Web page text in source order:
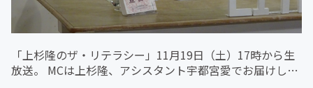
「上杉隆のザ・リテラシー」11月19日（土）17時から生
放送。 MCは上杉隆、アシスタント宇都宮愛でお届けしま